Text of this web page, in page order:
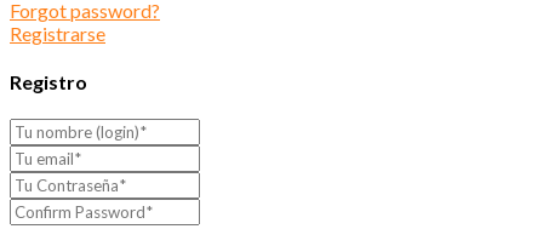
Forgot password?
Registrarse
Registro